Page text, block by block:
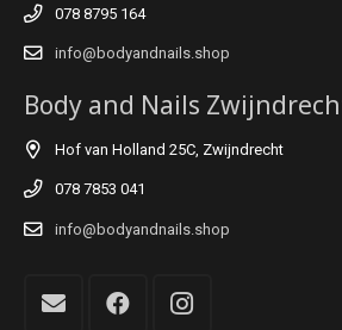
078 8795 164
info@bodyandnails.shop
Body and Nails
Hof van Holland 25C, Zwijndrecht
078 7853 041
info@bodyandnails.shop